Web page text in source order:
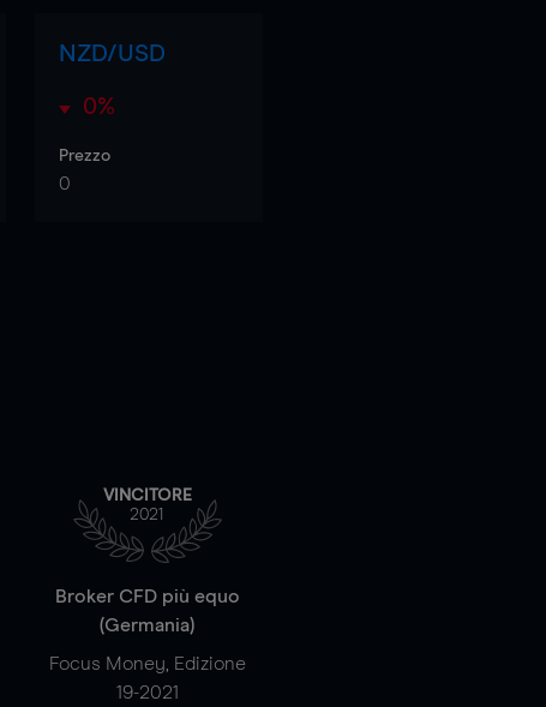
NZD/USD
0%
Prezzo
0
VINCITORE
2021
Broker CFD più equo
(Germania)
Focus Money, Edizione
19-2021